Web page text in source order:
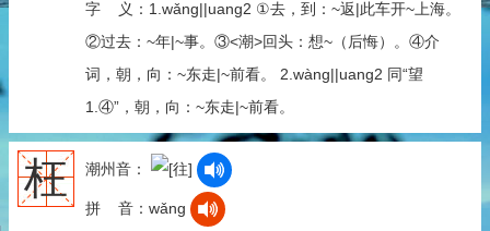
字 义：1.wǎng||uang2 ①去，到：~返|此车开~上海。
②过去：~年|~事。③<潮>回头：想~（后悔）。④介
词，朝，向：~东走|~前看。 2.wàng||uang2 同“望
1.④”，朝，向：~东走|~前看。
枉 潮州音：
拼 音：wǎng